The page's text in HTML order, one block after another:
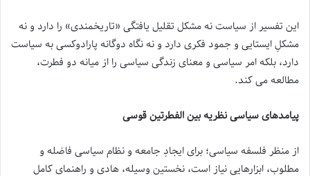
این تفسیر از سیاست نه مشکل تقلیل یافتگی «تاریخمندی» را دارد و نه
مشکلِ ایستایی و جمود فکری دارد و نه نگاه دوگانه پارادوکسی به سیاست
دارد، بلکه امر سیاسی و معنای زندگی سیاسی را از میانه دو فطرت،
مطالعه می کند.
پیامدهای سیاسی نظریه بین الفطرتین قوسی
از منظر فلسفه سیاسی؛ برای ایجادِ جامعه و نظام سیاسی فاضله و
مطلوب، ابزارهایی نیاز است، نخستین وسیله، هادی و راهنمای کامل